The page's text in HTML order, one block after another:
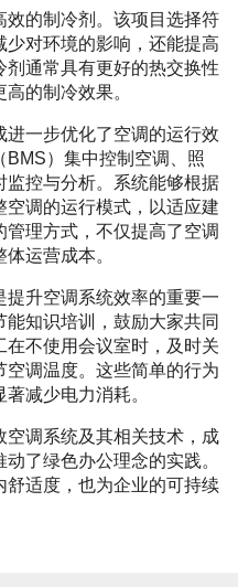
效的制冷剂。该项目选择符
对环境的影响，还能提高
通常具有更好的热交换性
的制冷效果。
一步优化了空调的运行效
）集中控制空调、照
监控与分析。系统能够根据
空调的运行模式，以适应建
理方式，不仅提高了空调
运营成本。
升空调系统效率的重要一
知识培训，鼓励大家共同
不使用会议室时，及时关
调温度。这些简单的行为
减少电力消耗。
调系统及其相关技术，成
了绿色办公理念的实践。
适度，也为企业的可持续